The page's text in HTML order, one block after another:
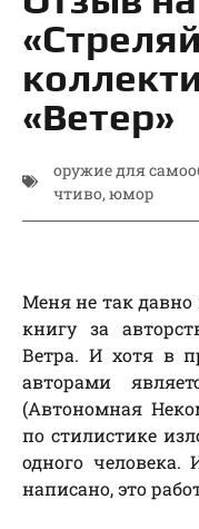
«Ветер»
оружие для
чтиво, юмор
Меня не так
книгу за
Ветра. И хотя в
авторами
(Автономная
по стилистике
одного
написано, это